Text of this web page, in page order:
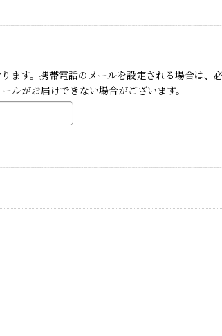
ます。携帯電話のメールを設定される場合は
ルがお届けできない場合がございます。